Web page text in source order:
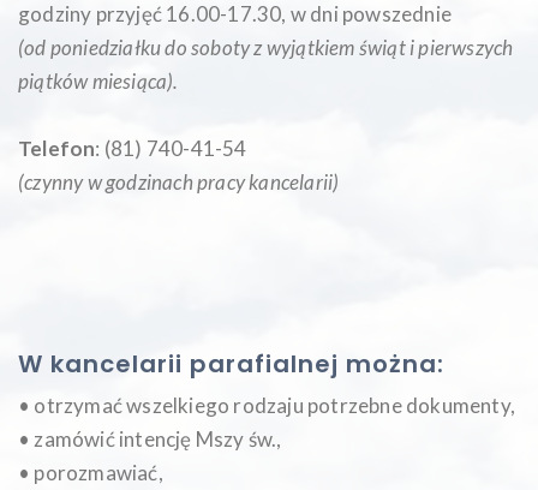
godziny przyjęć 16.00-17.30, w dni powszednie
(od poniedziałku do soboty z wyjątkiem świąt i pierwszych
piątków miesiąca).
Telefon: (81) 740-41-54
(czynny w godzinach pracy kancelarii)
W kancelarii parafialnej można:
• otrzymać wszelkiego rodzaju potrzebne dokumenty,
• zamówić intencję Mszy św.,
• porozmawiać,